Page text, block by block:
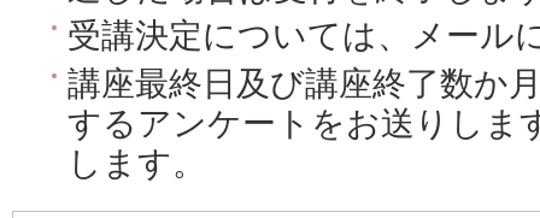
受講決定については、メール
講座最終日及び講座終了数か
するアンケートをお送りしま
します。